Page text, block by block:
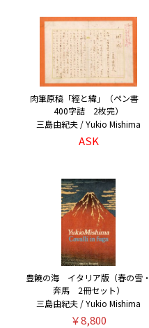
肉筆原稿「經と緯」（ペン書
400字詰 2枚完）
三島由紀夫 / Yukio Mishima
ASK
豊饒の海 イタリア版（春の雪・
奔馬 2冊セット）
三島由紀夫 / Yukio Mishima
￥8,800